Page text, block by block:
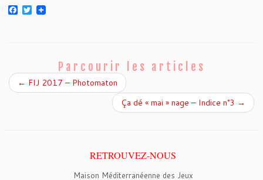
F
k
T
w
Parcourir les articles
← FIJ 2017 – Photomaton
Ça dé « mai » nage – Indice n°3 →
RETROUVEZ-NOUS
Maison Méditerranéenne des Jeux